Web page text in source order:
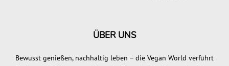
ÜBER UNS
Bewusst genießen, nachhaltig leben – die Vegan World verführt